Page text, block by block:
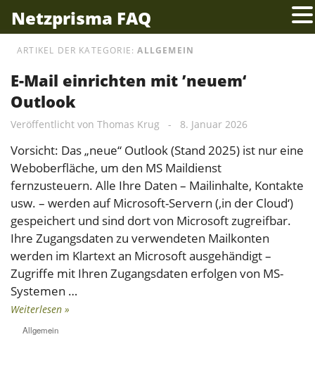
ARTIKEL DER KATEGORIE:ALLGEMEIN
E-Mail einrichten mit ’neuem‘
Outlook
Veröffentlicht von Thomas Krug - 8. Januar 2026
Vorsicht: Das „neue“ Outlook (Stand 2025) ist nur eine
Weboberfläche, um den MS Maildienst
fernzusteuern. Alle Ihre Daten – Mailinhalte, Kontakte
usw. – werden auf Microsoft-Servern (‚in der Cloud‘)
gespeichert und sind dort von Microsoft zugreifbar.
Ihre Zugangsdaten zu verwendeten Mailkonten
werden im Klartext an Microsoft ausgehändigt –
Zugriffe mit Ihren Zugangsdaten erfolgen von MS-
Systemen …
Weiterlesen »
Allgemein
Netzprisma FAQ